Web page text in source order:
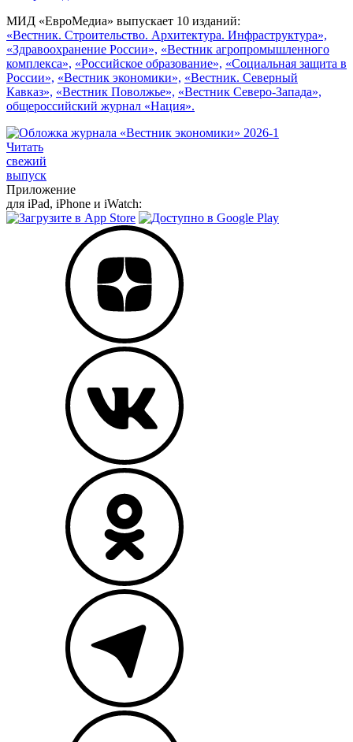
МИД «ЕвроМедиа» выпускает 10 изданий:
«Вестник. Строительство. Архитектура. Инфраструктура»,
«Здравоохранение России», «Вестник агропромышленного
комплекса», «Российское образование», «Социальная защита в
России», «Вестник экономики», «Вестник. Северный
Кавказ», «Вестник Поволжье», «Вестник Северо-Запада»,
общероссийский журнал «Нация».
Читать
свежий
выпуск
Приложение
для iPad, iPhone и iWatch: